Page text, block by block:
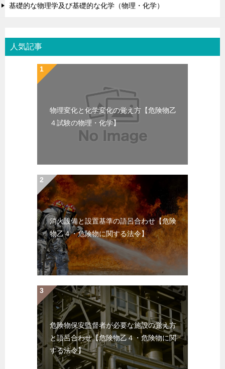
基礎的な物理学及び基礎的な化学（物理・化学）
人気記事
物理変化と化学変化の覚え方【危険物乙
４試験の物理・化学】
消火設備と設置基準の語呂合わせ【危険
物乙４・危険物に関する法令】
危険物保安監督者が必要な施設の覚え方
と語呂合わせ【危険物乙４・危険物に関
する法令】